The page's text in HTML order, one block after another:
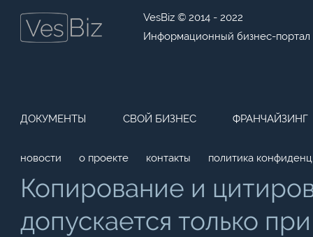
VesBiz © 2014 - 2022
Информационный бизнес-портал
ДОКУМЕНТЫ СВОЙ БИЗНЕС ФРАНЧАЙЗИНГ
новости о проекте контакты политика
Копирование и
допускается только